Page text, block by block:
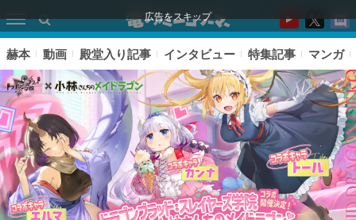
広告をスキップ
赫本 動画 殿堂入り記事 インタビュー 特集記事 マンガ